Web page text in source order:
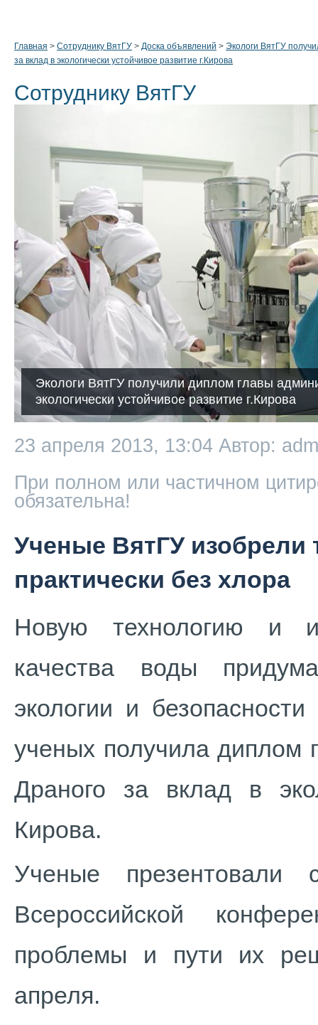
Главная > Сотруднику ВятГУ > Доска объявлений > Экологи ВятГУ
за вклад в экологически устойчивое развитие г.Кирова
Сотруднику ВятГУ
Экологи ВятГУ получили диплом главы
экологически устойчивое развитие г.Кирова
23 апреля 2013, 13:04 Автор:
При полном или частичном
обязательна!
Ученые ВятГУ изобрели
практически без хлора
Новую технологию и
качества воды
экологии и
ученых получила диплом
Драного за вклад в
Кирова.
Ученые
Всероссийской
проблемы и пути их
апреля.